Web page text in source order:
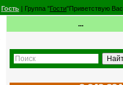
Гость| Группа "Гости"Приветствую Вас
...